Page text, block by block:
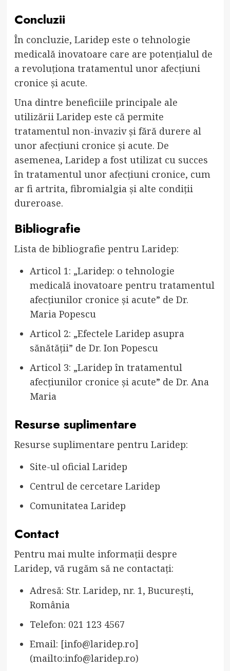
Concluzii
În concluzie, Laridep este o tehnologie
medicală inovatoare care are potențialul de
a revoluționa tratamentul unor afecțiuni
cronice și acute.
Una dintre beneficiile principale ale
utilizării Laridep este că permite
tratamentul non-invaziv și fără durere al
unor afecțiuni cronice și acute. De
asemenea, Laridep a fost utilizat cu succes
în tratamentul unor afecțiuni cronice, cum
ar fi artrita, fibromialgia și alte condiții
dureroase.
Bibliografie
Lista de bibliografie pentru Laridep:
Articol 1: „Laridep: o tehnologie
medicală inovatoare pentru tratamentul
afecțiunilor cronice și acute” de Dr.
Maria Popescu
Articol 2: „Efectele Laridep asupra
sănătății” de Dr. Ion Popescu
Articol 3: „Laridep în tratamentul
afecțiunilor cronice și acute” de Dr. Ana
Maria
Resurse suplimentare
Resurse suplimentare pentru Laridep:
Site-ul oficial Laridep
Centrul de cercetare Laridep
Comunitatea Laridep
Contact
Pentru mai multe informații despre
Laridep, vă rugăm să ne contactați:
Adresă: Str. Laridep, nr. 1, București,
România
Telefon: 021 123 4567
Email: [info@laridep.ro]
(mailto:info@laridep.ro)